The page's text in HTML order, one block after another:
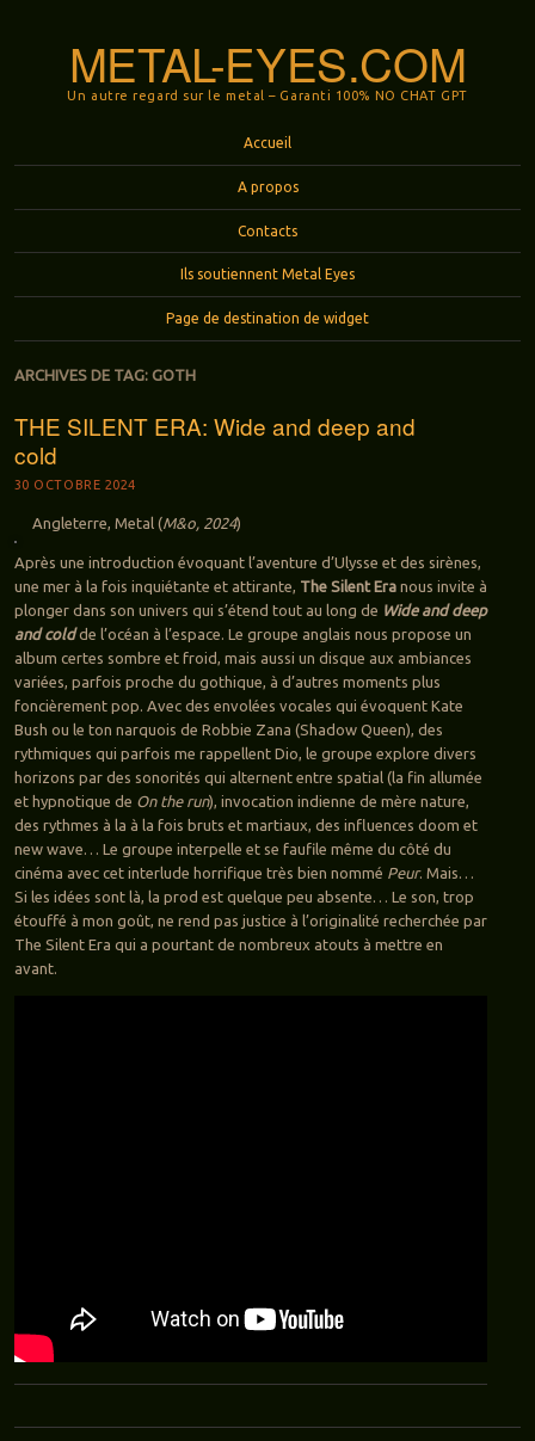
METAL-EYES.COM
Un autre regard sur le metal – Garanti 100% NO CHAT GPT
Accueil
A propos
Contacts
Ils soutiennent Metal Eyes
Page de destination de widget
ARCHIVES DE TAG: GOTH
THE SILENT ERA: Wide and deep and
cold
30 OCTOBRE 2024
Angleterre, Metal (M&o, 2024)
Après une introduction évoquant l’aventure d’Ulysse et des sirènes,
une mer à la fois inquiétante et attirante, The Silent Eranous invite à
plonger dans son univers qui s’étend tout au long de Wide and deep
and coldde l’océan à l’espace. Le groupe anglais nous propose un
album certes sombre et froid, mais aussi un disque aux ambiances
variées, parfois proche du gothique, à d’autres moments plus
foncièrement pop. Avec des envolées vocales qui évoquent Kate
Bush ou le ton narquois de Robbie Zana (Shadow Queen), des
rythmiques qui parfois me rappellent Dio, le groupe explore divers
horizons par des sonorités qui alternent entre spatial (la fin allumée
et hypnotique de On the run), invocation indienne de mère nature,
des rythmes à la à la fois bruts et martiaux, des influences doom et
new wave… Le groupe interpelle et se faufile même du côté du
cinéma avec cet interlude horrifique très bien nommé Peur. Mais…
Si les idées sont là, la prod est quelque peu absente… Le son, trop
étouffé à mon goût, ne rend pas justice à l’originalité recherchée par
The Silent Era qui a pourtant de nombreux atouts à mettre en
avant.
Navigation des articles